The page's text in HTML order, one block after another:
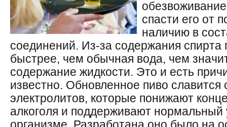
спасти его от
наличию в
соединений. Из-за содержания спирта
быстрее, чем обычная вода, чем
содержание жидкости. Это и есть
известно. Обновленное пиво
электролитов, которые понижают
алкоголя и поддерживают нормальный